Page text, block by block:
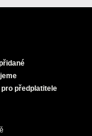
pro předplatitele